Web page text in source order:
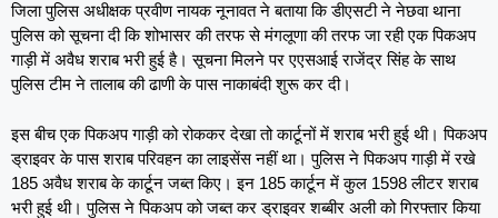
जिला पुलिस अधीक्षक प्रवीण नायक नूनावत ने बताया कि डीएसटी ने नेछवा थाना
पुलिस को सूचना दी कि शोभासर की तरफ से मंगलूणा की तरफ जा रही एक पिकअप
गाड़ी में अवैध शराब भरी हुई है। सूचना मिलने पर एएसआई राजेंद्र सिंह के साथ
पुलिस टीम ने तालाब की ढाणी के पास नाकाबंदी शुरू कर दी।
इस बीच एक पिकअप गाड़ी को रोककर देखा तो कार्टूनों में शराब भरी हुई थी। पिकअप
ड्राइवर के पास शराब परिवहन का लाइसेंस नहीं था। पुलिस ने पिकअप गाड़ी में रखे
185 अवैध शराब के कार्टून जब्त किए। इन 185 कार्टून में कुल 1598 लीटर शराब
भरी हुई थी। पुलिस ने पिकअप को जब्त कर ड्राइवर शब्बीर अली को गिरफ्तार किया